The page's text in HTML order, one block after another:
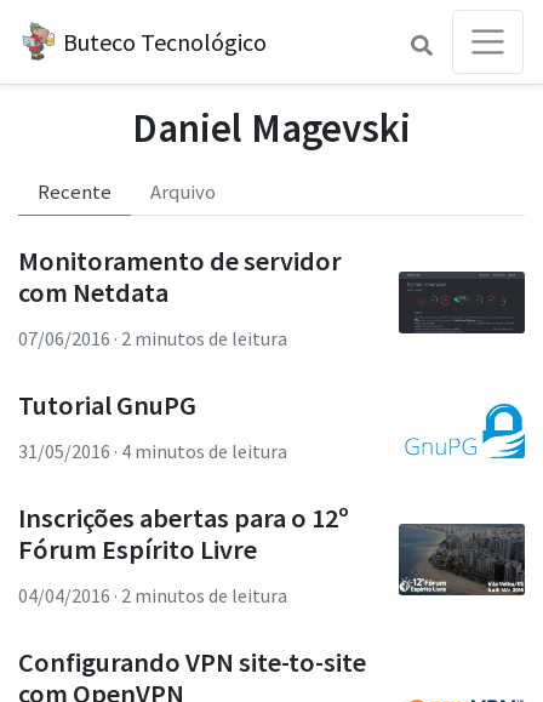
Buteco Tecnológico
Daniel Magevski
Recente Arquivo
Monitoramento de servidor
com Netdata
07/06/2016 · 2 minutos de leitura
Tutorial GnuPG
31/05/2016 · 4 minutos de leitura
Inscrições abertas para o 12º
Fórum Espírito Livre
04/04/2016 · 2 minutos de leitura
Configurando VPN site-to-site
com OpenVPN